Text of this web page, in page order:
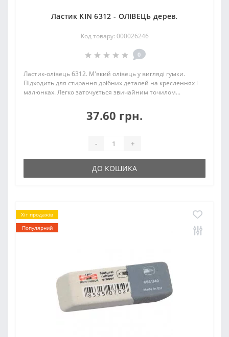
Ластик KIN 6312 - ОЛІВЕЦЬ дерев.
Код товару: 000026246
0
Ластик-олівець 6312. М'який олівець у вигляді гумки.
Підходить для стирання дрібних деталей на кресленнях і
малюнках. Легко заточується звичайним точилом...
37.60 грн.
- +
ДО КОШИКА
Хіт продажів
Популярний